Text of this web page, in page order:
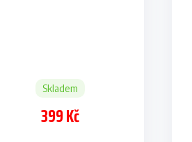
Skladem
399 Kč